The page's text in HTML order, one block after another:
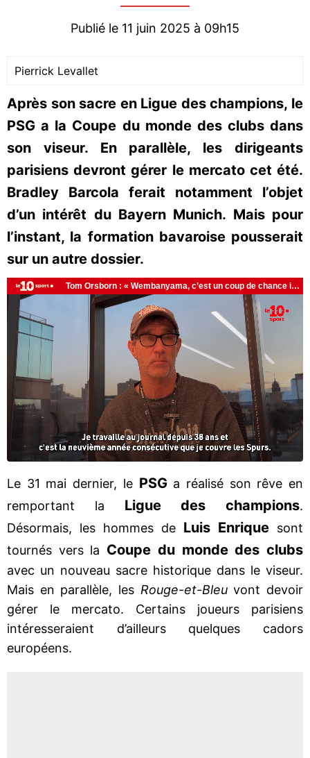
Publié le 11 juin 2025 à 09h15
Pierrick Levallet
Après son sacre en Ligue des champions, le
PSG a la Coupe du monde des clubs dans
son viseur. En parallèle, les dirigeants
parisiens devront gérer le mercato cet été.
Bradley Barcola ferait notamment l’objet
d’un intérêt du Bayern Munich. Mais pour
l’instant, la formation bavaroise pousserait
sur un autre dossier.
Le 31 mai dernier, le PSGa réalisé son rêve en
remportant la Ligue des champions.
Désormais, les hommes de Luis Enrique sont
tournés vers la Coupe du monde des clubs
avec un nouveau sacre historique dans le viseur.
Mais en parallèle, les Rouge-et-Bleuvont devoir
gérer le mercato. Certains joueurs parisiens
intéresseraient d’ailleurs quelques cadors
européens.